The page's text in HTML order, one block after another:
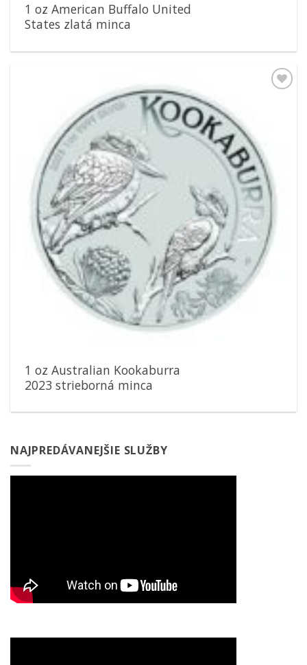
1 oz American Buffalo United
States zlatá minca
1 oz Australian Kookaburra
2023 strieborná minca
NAJPREDÁVANEJŠIE SLUŽBY